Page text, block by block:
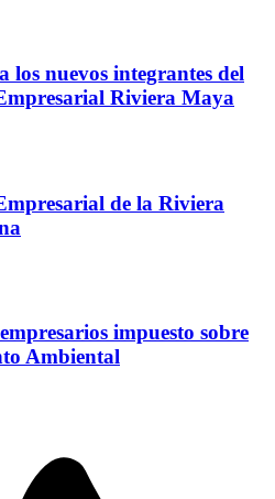
los nuevos integrantes del
Riviera Maya
de la Riviera
impuesto sobre
Ambiental